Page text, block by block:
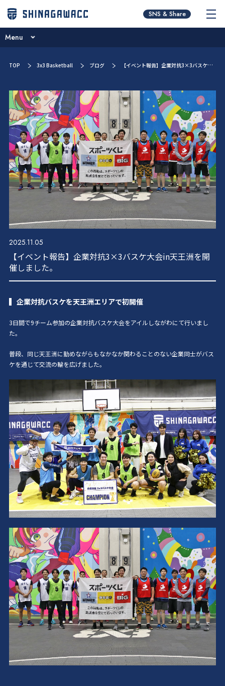
チームコンセプト
ニュース
パートナー紹介
ブログ
試合日程・結果
選手／スタッフ紹介
お問い合わせ
ファンクラブ
SNS & Share
Menu
パートナー紹介
ブログ
試合日程・結果
選手／スタッフ紹介
お問い合わせ
TOP 3x3 Basketball ブログ 【イベント報告】企業対抗3×3バスケ大会in天王洲を開催しました。
2025.11.05
【イベント報告】企業対抗3×3バスケ大会in天王洲を開
催しました。
企業対抗バスケを天王洲エリアで初開催
3日間で9チーム参加の企業対抗バスケ大会をアイルしながわにて行いまし
た。
普段、同じ天王洲に勤めながらもなかなか関わることのない企業同士がバス
ケを通じて交流の輪を広げました。